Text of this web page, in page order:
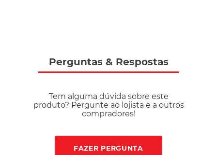
Perguntas & Respostas
Tem alguma dúvida sobre este
produto? Pergunte ao lojista e a outros
compradores!
FAZER PERGUNTA